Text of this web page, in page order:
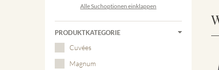
Alle Suchoptionen einklappen
PRODUKTKATEGORIE
Cuvées
Magnum